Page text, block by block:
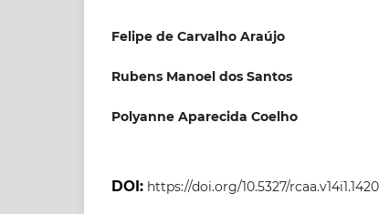
Felipe de Carvalho Araújo
Rubens Manoel dos Santos
Polyanne Aparecida Coelho
DOI: https://doi.org/10.5327/rcaa.v14i1.1420